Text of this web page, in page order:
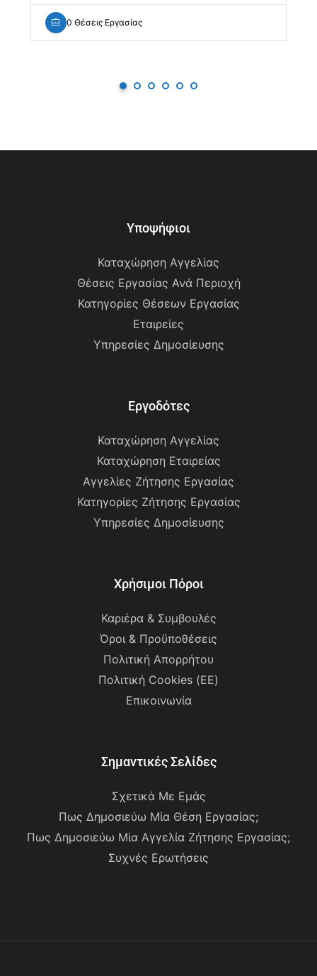
0 Θέσεις Εργασίας
Υποψήφιοι
Καταχώρηση Αγγελίας
Θέσεις Εργασίας Ανά Περιοχή
Κατηγορίες Θέσεων Εργασίας
Εταιρείες
Υπηρεσίες Δημοσίευσης
Εργοδότες
Καταχώρηση Αγγελίας
Καταχώρηση Εταιρείας
Αγγελίες Ζήτησης Εργασίας
Κατηγορίες Ζήτησης Εργασίας
Υπηρεσίες Δημοσίευσης
Χρήσιμοι Πόροι
Καριέρα & Συμβουλές
Όροι & Προϋποθέσεις
Πολιτική Απορρήτου
Πολιτική Cookies (ΕΕ)
Επικοινωνία
Σημαντικές Σελίδες
Σχετικά Με Εμάς
Πως Δημοσιεύω Μία Θέση Εργασίας;
Πως Δημοσιεύω Μία Αγγελία Ζήτησης Εργασίας;
Συχνές Ερωτήσεις